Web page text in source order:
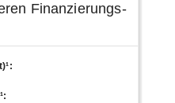
Finanzierungs-
:
: